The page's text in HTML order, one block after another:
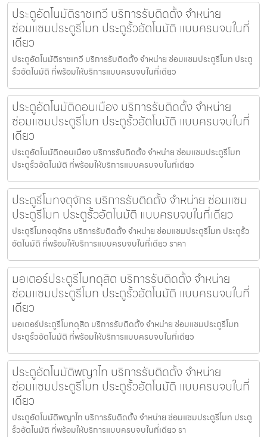
ประตูอัตโนมัติราชเทวี บริการรับติดตั้ง จำหน่าย
ซ่อมแซมประตูรีโมท ประตูรั้วอัตโนมัติ แบบครบจบในที่
เดียว
ประตูอัตโนมัติราชเทวี บริการรับติดตั้ง จำหน่าย ซ่อมแซมประตูรีโมท ประตู
รั้วอัตโนมัติ ที่พร้อมให้บริการแบบครบจบในที่เดียว
ประตูอัตโนมัติดอนเมือง บริการรับติดตั้ง จำหน่าย
ซ่อมแซมประตูรีโมท ประตูรั้วอัตโนมัติ แบบครบจบในที่
เดียว
ประตูอัตโนมัติดอนเมือง บริการรับติดตั้ง จำหน่าย ซ่อมแซมประตูรีโมท
ประตูรั้วอัตโนมัติ ที่พร้อมให้บริการแบบครบจบในที่เดียว
ประตูรีโมทจตุจักร บริการรับติดตั้ง จำหน่าย ซ่อมแซม
ประตูรีโมท ประตูรั้วอัตโนมัติ แบบครบจบในที่เดียว
ประตูรีโมทจตุจักร บริการรับติดตั้ง จำหน่าย ซ่อมแซมประตูรีโมท ประตูรั้ว
อัตโนมัติ ที่พร้อมให้บริการแบบครบจบในที่เดียว ราคา
มอเตอร์ประตูรีโมทดุสิต บริการรับติดตั้ง จำหน่าย
ซ่อมแซมประตูรีโมท ประตูรั้วอัตโนมัติ แบบครบจบในที่
เดียว
มอเตอร์ประตูรีโมทดุสิต บริการรับติดตั้ง จำหน่าย ซ่อมแซมประตูรีโมท
ประตูรั้วอัตโนมัติ ที่พร้อมให้บริการแบบครบจบในที่เดียว
ประตูอัตโนมัติพญาไท บริการรับติดตั้ง จำหน่าย
ซ่อมแซมประตูรีโมท ประตูรั้วอัตโนมัติ แบบครบจบในที่
เดียว
ประตูอัตโนมัติพญาไท บริการรับติดตั้ง จำหน่าย ซ่อมแซมประตูรีโมท ประตู
รั้วอัตโนมัติ ที่พร้อมให้บริการแบบครบจบในที่เดียว รา